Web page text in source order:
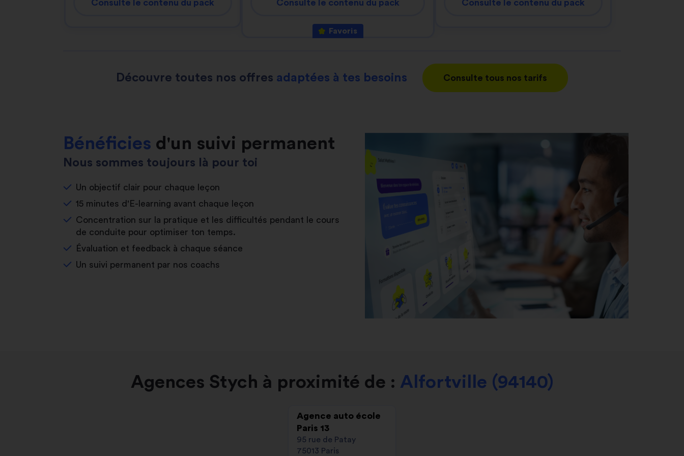
Consulte le contenu du pack Consulte le contenu du pack
Favoris
Consulte le contenu du pack
Découvre toutes nos offres adaptées à tes besoins Consulte tous nos tarifs
Bénéficies d'un suivi permanent
Nous sommes toujours là pour toi
Un objectif clair pour chaque leçon
15 minutes d'E-learning avant chaque leçon
Concentration sur la pratique et les difficultés pendant le cours
de conduite pour optimiser ton temps.
Évaluation et feedback à chaque séance
Un suivi permanent par nos coachs
Agences Stych à proximité de : Alfortville (94140)
Agence auto école
Paris 13
95 rue de Patay
75013 Paris